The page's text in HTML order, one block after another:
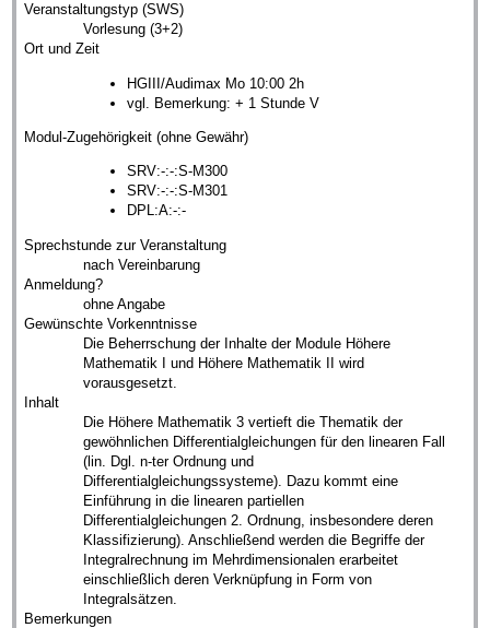
Veranstaltungstyp (SWS)
Vorlesung (3+2)
Ort und Zeit
HGIII/Audimax Mo 10:00 2h
vgl. Bemerkung: + 1 Stunde V
Modul-Zugehörigkeit (ohne Gewähr)
SRV:-:-:S-M300
SRV:-:-:S-M301
DPL:A:-:-
Sprechstunde zur Veranstaltung
nach Vereinbarung
Anmeldung?
ohne Angabe
Gewünschte Vorkenntnisse
Die Beherrschung der Inhalte der Module Höhere
Mathematik I und Höhere Mathematik II wird
vorausgesetzt.
Inhalt
Die Höhere Mathematik 3 vertieft die Thematik der
gewöhnlichen Differentialgleichungen für den linearen Fall
(lin. Dgl. n-ter Ordnung und
Differentialgleichungssysteme). Dazu kommt eine
Einführung in die linearen partiellen
Differentialgleichungen 2. Ordnung, insbesondere deren
Klassifizierung). Anschließend werden die Begriffe der
Integralrechnung im Mehrdimensionalen erarbeitet
einschließlich deren Verknüpfung in Form von
Integralsätzen.
Bemerkungen